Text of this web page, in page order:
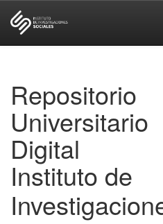
Repositorio
Universitario
Digital
Instituto de